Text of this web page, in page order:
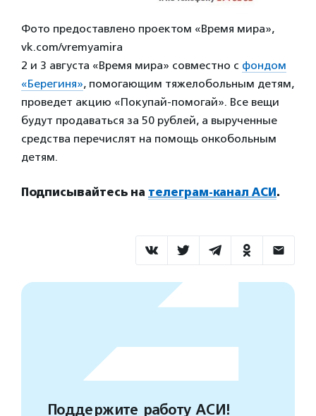
Фото предоставлено проектом «Время мира»,
vk.com/vremyamira
2 и 3 августа «Время мира» совместно с фондом
«Берегиня», помогающим тяжелобольным детям,
проведет акцию «Покупай-помогай». Все вещи
будут продаваться за 50 рублей, а вырученные
средства перечислят на помощь онкобольным
детям.
Подписывайтесь на телеграм-канал АСИ.
Поддержите работу АСИ!